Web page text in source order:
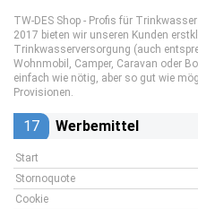
TW-DES Shop - Profis für
2017 bieten wir unseren Kunden
Trinkwasserversorgung (auch
Wohnmobil, Camper, Caravan oder
einfach wie nötig, aber so gut wie
Provisionen.
17 Werbemittel
Start
Stornoquote
Cookie